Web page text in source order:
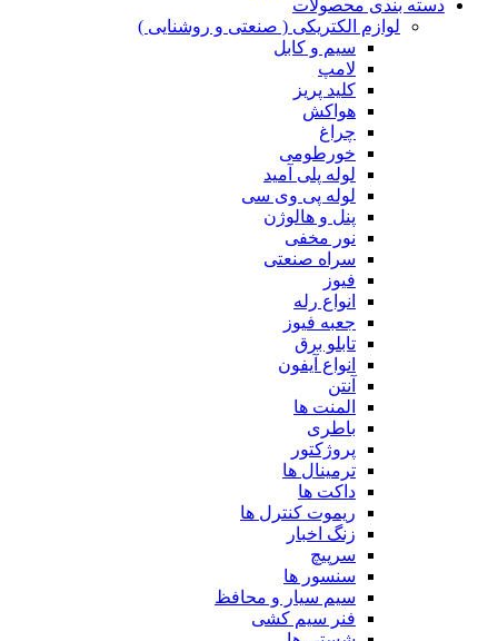
دسته بندی محصولات
لوازم الکتریکی ( صنعتی و روشنایی )
سیم و کابل
لامپ
کلید پریز
هواکش
چراغ
خورطومی
لوله پلی آمید
لوله پی وی سی
پنل و هالوژن
نور مخفی
سراه صنعتی
فیوز
انواع رله
جعبه فیوز
تابلو برق
انواع آیفون
آنتن
المنت ها
باطری
پروژکتور
ترمینال ها
داکت ها
ریموت کنترل ها
زنگ اخبار
سرپیچ
سنسور ها
سیم سیار و محافظ
فنر سیم کشی